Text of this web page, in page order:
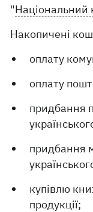
"Національний
Накопичені
оплату
оплату
придбання
придбання
купівлю
продукції;